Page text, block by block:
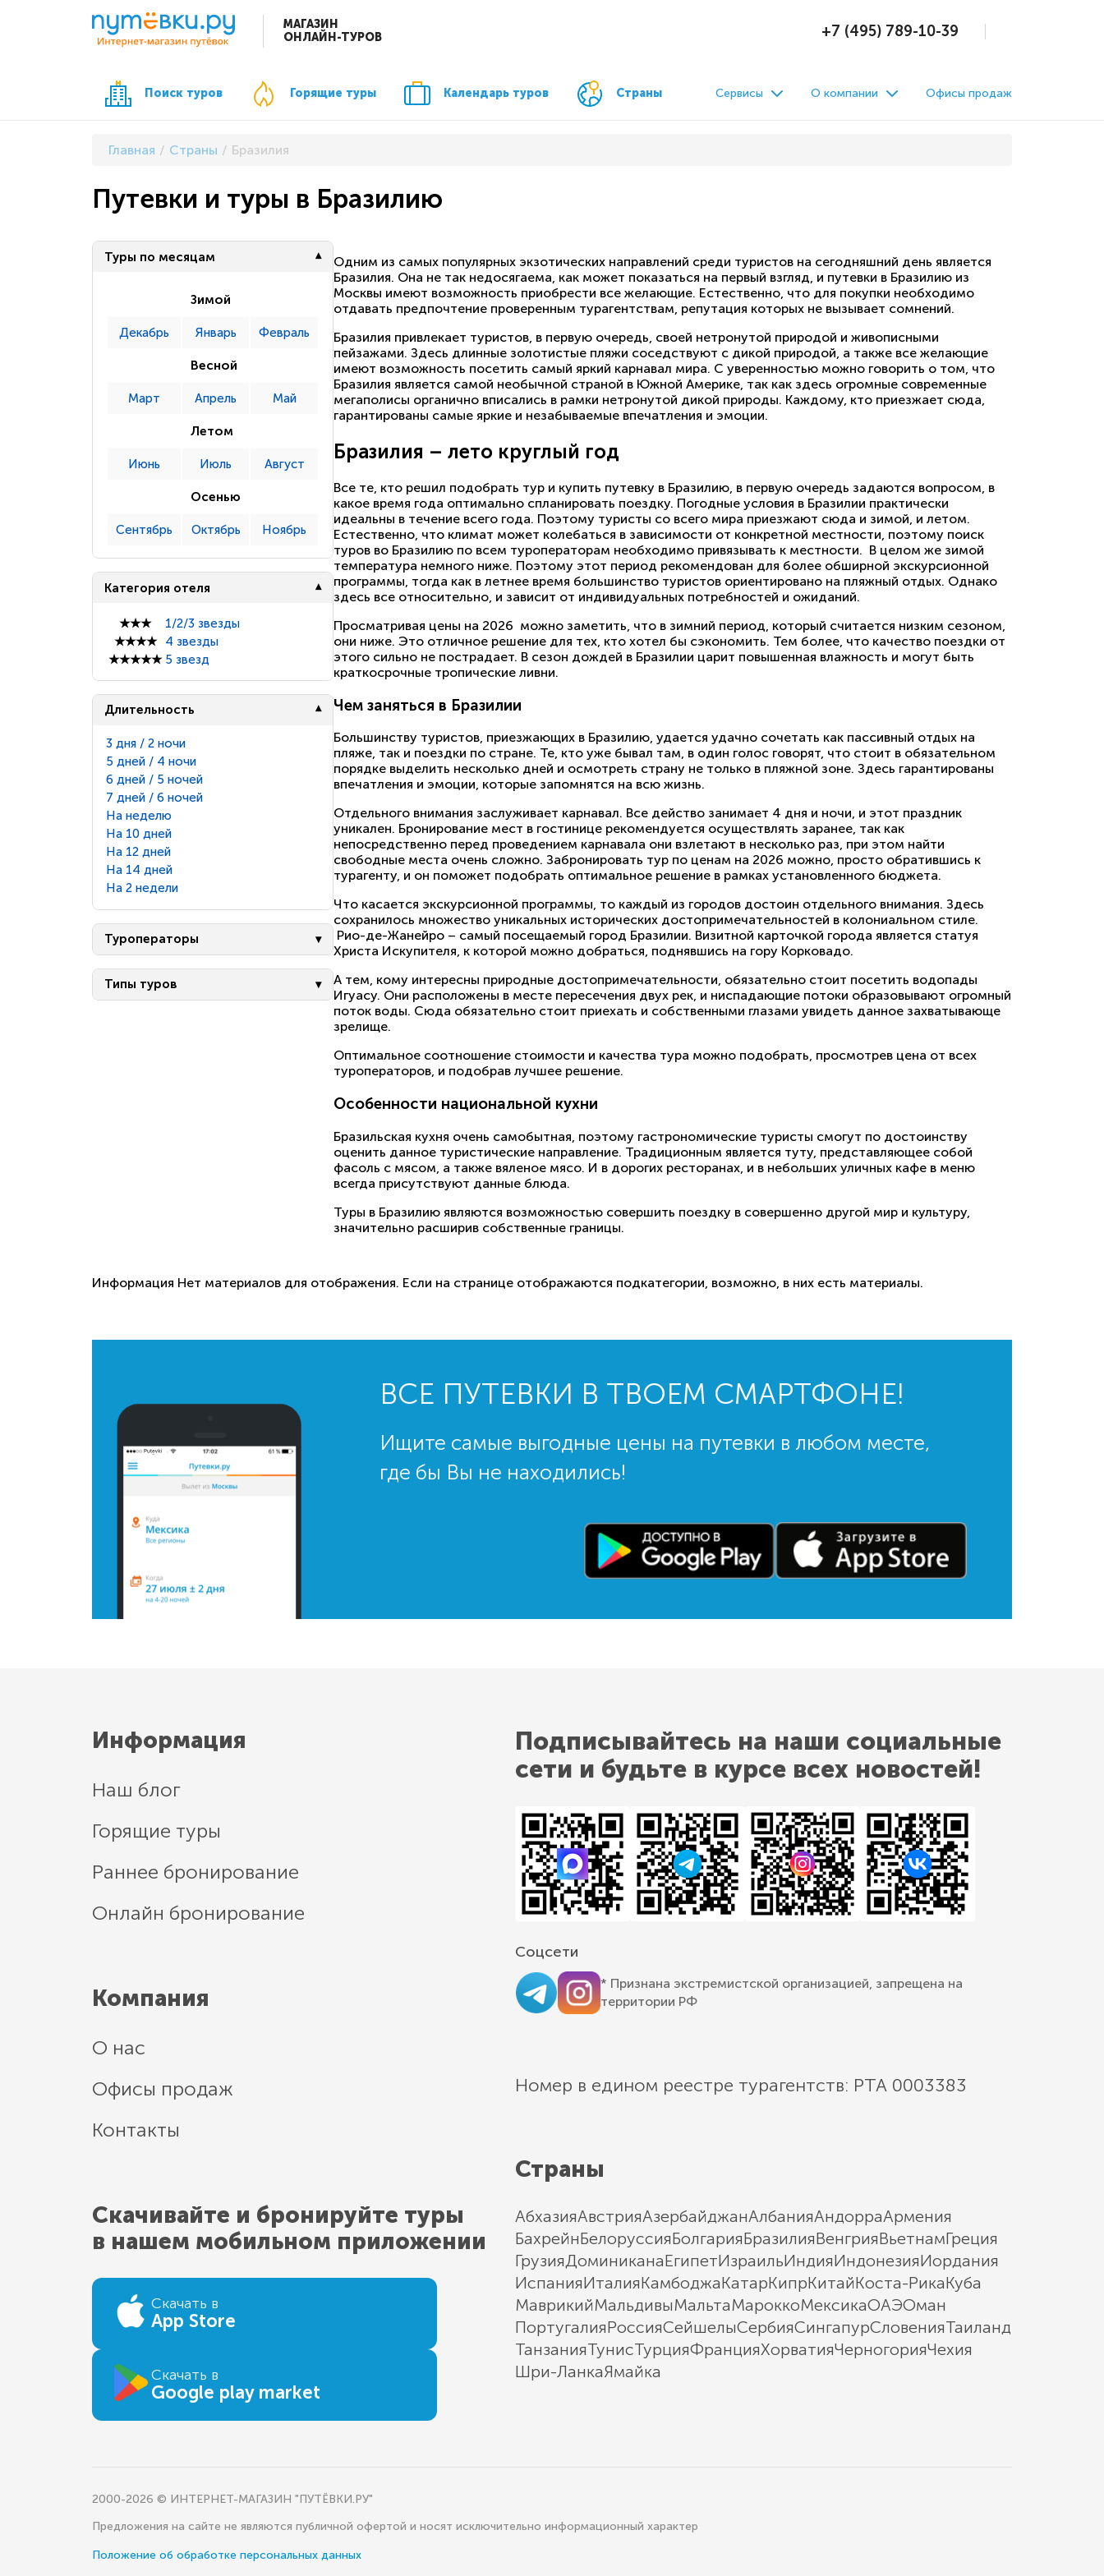
МАГАЗИН
ОНЛАЙН-ТУРОВ
+7 (495) 789-10-39
Поиск туров Горящие туры Календарь туров Страны Сервисы О компании Офисы продаж
Главная Страны Бразилия
Путевки и туры в Бразилию
Туры по месяцам
Зимой
Декабрь Январь Февраль
Весной
Март Апрель Май
Летом
Июнь Июль Август
Осенью
Сентябрь Октябрь Ноябрь
Категория отеля
★★★
1/2/3 звезды
★★★★
4 звезды
★★★★★ 5 звезд
Длительность
3 дня / 2 ночи
5 дней / 4 ночи
6 дней / 5 ночей
7 дней / 6 ночей
На неделю
На 10 дней
На 12 дней
На 14 дней
На 2 недели
Туроператоры
Типы туров
Одним из самых популярных экзотических направлений среди туристов на сегодняшний день является
Бразилия. Она не так недосягаема, как может показаться на первый взгляд, и путевки в Бразилию из
Москвы имеют возможность приобрести все желающие. Естественно, что для покупки необходимо
отдавать предпочтение проверенным турагентствам, репутация которых не вызывает сомнений.
Бразилия привлекает туристов, в первую очередь, своей нетронутой природой и живописными
пейзажами. Здесь длинные золотистые пляжи соседствуют с дикой природой, а также все желающие
имеют возможность посетить самый яркий карнавал мира. С уверенностью можно говорить о том, что
Бразилия является самой необычной страной в Южной Америке, так как здесь огромные современные
мегаполисы органично вписались в рамки нетронутой дикой природы. Каждому, кто приезжает сюда,
гарантированы самые яркие и незабываемые впечатления и эмоции.
Бразилия – лето круглый год
Все те, кто решил подобрать тур и купить путевку в Бразилию, в первую очередь задаются вопросом, в
какое время года оптимально спланировать поездку. Погодные условия в Бразилии практически
идеальны в течение всего года. Поэтому туристы со всего мира приезжают сюда и зимой, и летом.
Естественно, что климат может колебаться в зависимости от конкретной местности, поэтому поиск
туров во Бразилию по всем туроператорам необходимо привязывать к местности. В целом же зимой
температура немного ниже. Поэтому этот период рекомендован для более обширной экскурсионной
программы, тогда как в летнее время большинство туристов ориентировано на пляжный отдых. Однако
здесь все относительно, и зависит от индивидуальных потребностей и ожиданий.
Просматривая цены на 2026 можно заметить, что в зимний период, который считается низким сезоном,
они ниже. Это отличное решение для тех, кто хотел бы сэкономить. Тем более, что качество поездки от
этого сильно не пострадает. В сезон дождей в Бразилии царит повышенная влажность и могут быть
краткосрочные тропические ливни.
Чем заняться в Бразилии
Большинству туристов, приезжающих в Бразилию, удается удачно сочетать как пассивный отдых на
пляже, так и поездки по стране. Те, кто уже бывал там, в один голос говорят, что стоит в обязательном
порядке выделить несколько дней и осмотреть страну не только в пляжной зоне. Здесь гарантированы
впечатления и эмоции, которые запомнятся на всю жизнь.
Отдельного внимания заслуживает карнавал. Все действо занимает 4 дня и ночи, и этот праздник
уникален. Бронирование мест в гостинице рекомендуется осуществлять заранее, так как
непосредственно перед проведением карнавала они взлетают в несколько раз, при этом найти
свободные места очень сложно. Забронировать тур по ценам на 2026 можно, просто обратившись к
турагенту, и он поможет подобрать оптимальное решение в рамках установленного бюджета.
Что касается экскурсионной программы, то каждый из городов достоин отдельного внимания. Здесь
сохранилось множество уникальных исторических достопримечательностей в колониальном стиле.
Рио-де-Жанейро – самый посещаемый город Бразилии. Визитной карточкой города является статуя
Христа Искупителя, к которой можно добраться, поднявшись на гору Корковадо.
А тем, кому интересны природные достопримечательности, обязательно стоит посетить водопады
Игуасу. Они расположены в месте пересечения двух рек, и ниспадающие потоки образовывают огромный
поток воды. Сюда обязательно стоит приехать и собственными глазами увидеть данное захватывающе
зрелище.
Оптимальное соотношение стоимости и качества тура можно подобрать, просмотрев цена от всех
туроператоров, и подобрав лучшее решение.
Особенности национальной кухни
Бразильская кухня очень самобытная, поэтому гастрономические туристы смогут по достоинству
оценить данное туристические направление. Традиционным является туту, представляющее собой
фасоль с мясом, а также вяленое мясо. И в дорогих ресторанах, и в небольших уличных кафе в меню
всегда присутствуют данные блюда.
Туры в Бразилию являются возможностью совершить поездку в совершенно другой мир и культуру,
значительно расширив собственные границы.
Информация Нет материалов для отображения. Если на странице отображаются подкатегории, возможно, в них есть материалы.
ВСЕ ПУТЕВКИ В ТВОЕМ СМАРТФОНЕ!
Ищите самые выгодные цены на путевки в любом месте,
где бы Вы не находились!
Информация
Наш блог
Горящие туры
Раннее бронирование
Онлайн бронирование
Компания
О нас
Офисы продаж
Контакты
Скачивайте и бронируйте туры
в нашем мобильном приложении
Скачать в
App Store
Скачать в
Google play market
Подписывайтесь на наши социальные
сети и будьте в курсе всех новостей!
Соцсети
* Признана экстремистской организацией, запрещена на
территории РФ
Номер в едином реестре турагентств: РТА 0003383
Страны
АбхазияАвстрияАзербайджанАлбанияАндорраАрмения
БахрейнБелоруссияБолгарияБразилияВенгрияВьетнамГреция
ГрузияДоминиканаЕгипетИзраильИндияИндонезияИордания
ИспанияИталияКамбоджаКатарКипрКитайКоста-РикаКуба
МаврикийМальдивыМальтаМароккоМексикаОАЭОман
ПортугалияРоссияСейшелыСербияСингапурСловенияТаиланд
ТанзанияТунисТурцияФранцияХорватияЧерногорияЧехия
Шри-ЛанкаЯмайка
2000-2026 © ИНТЕРНЕТ-МАГАЗИН "ПУТЁВКИ.РУ"
Предложения на сайте не являются публичной офертой и носят исключительно информационный характер
Положение об обработке персональных данных